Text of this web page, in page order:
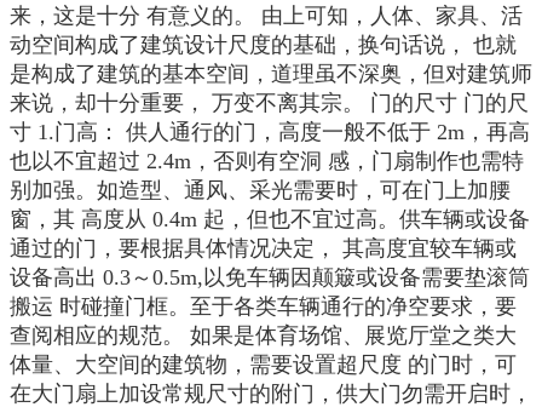
来，这是十分 有意义的。 由上可知，人体、家具、活
动空间构成了建筑设计尺度的基础，换句话说， 也就
是构成了建筑的基本空间，道理虽不深奥，但对建筑师
来说，却十分重要， 万变不离其宗。 门的尺寸 门的尺
寸 1.门高： 供人通行的门，高度一般不低于 2m，再高
也以不宜超过 2.4m，否则有空洞 感，门扇制作也需特
别加强。如造型、通风、采光需要时，可在门上加腰
窗，其 高度从 0.4m 起，但也不宜过高。供车辆或设备
通过的门，要根据具体情况决定， 其高度宜较车辆或
设备高出 0.3～0.5m,以免车辆因颠簸或设备需要垫滚筒
搬运 时碰撞门框。至于各类车辆通行的净空要求，要
查阅相应的规范。 如果是体育场馆、展览厅堂之类大
体量、大空间的建筑物，需要设置超尺度 的门时，可
在大门扇上加设常规尺寸的附门，供大门勿需开启时，